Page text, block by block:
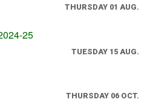
THURSDAY 01 AUG.
25
TUESDAY 15 AUG.
THURSDAY 06 OCT.